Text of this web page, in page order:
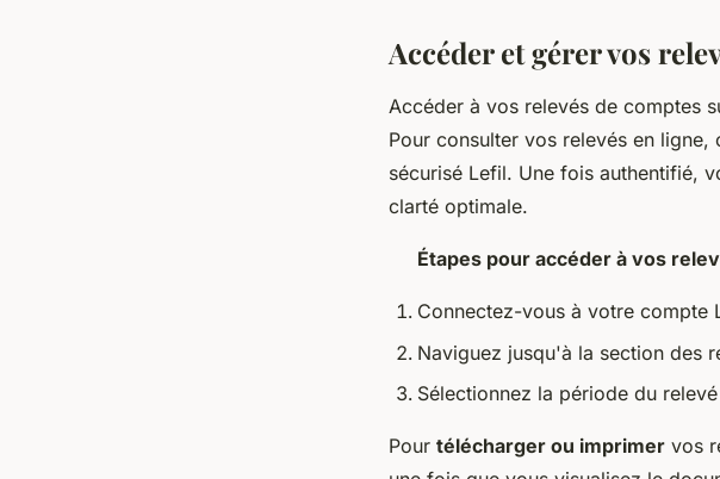
Accéder et gérer vos
Accéder à vos relevés de comptes
Pour consulter vos relevés en
sécurisé Lefil. Une fois authentifié,
clarté optimale.
Étapes pour accéder à vos
Connectez-vous à votre compte
Naviguez jusqu'à la section des
Sélectionnez la période du
Pour télécharger ou imprimer vos